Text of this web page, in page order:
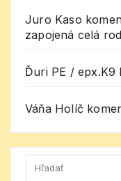
Juro Kaso
zapojená celá
Ďuri PE / epx.K9
Váňa Holíč